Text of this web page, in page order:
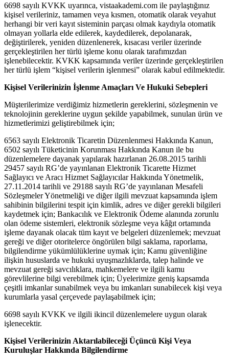
6698 sayılı KVKK uyarınca, vistaakademi.com ile paylaştığınız
kişisel verileriniz, tamamen veya kısmen, otomatik olarak veyahut
herhangi bir veri kayıt sisteminin parçası olmak kaydıyla otomatik
olmayan yollarla elde edilerek, kaydedilerek, depolanarak,
değiştirilerek, yeniden düzenlenerek, kısacası veriler üzerinde
gerçekleştirilen her türlü işleme konu olarak tarafımızdan
işlenebilecektir. KVKK kapsamında veriler üzerinde gerçekleştirilen
her türlü işlem “kişisel verilerin işlenmesi” olarak kabul edilmektedir.
Kişisel Verilerinizin İşlenme Amaçları Ve Hukuki Sebepleri
Müşterilerimize verdiğimiz hizmetlerin gereklerini, sözleşmenin ve
teknolojinin gereklerine uygun şekilde yapabilmek, sunulan ürün ve
hizmetlerimizi geliştirebilmek için;
6563 sayılı Elektronik Ticaretin Düzenlenmesi Hakkında Kanun,
6502 sayılı Tüketicinin Korunması Hakkında Kanun ile bu
düzenlemelere dayanak yapılarak hazırlanan 26.08.2015 tarihli
29457 sayılı RG’de yayınlanan Elektronik Ticarette Hizmet
Sağlayıcı ve Aracı Hizmet Sağlayıcılar Hakkında Yönetmelik,
27.11.2014 tarihli ve 29188 sayılı RG’de yayınlanan Mesafeli
Sözleşmeler Yönetmeliği ve diğer ilgili mevzuat kapsamında işlem
sahibinin bilgilerini tespit için kimlik, adres ve diğer gerekli bilgileri
kaydetmek için; Bankacılık ve Elektronik Ödeme alanında zorunlu
olan ödeme sistemleri, elektronik sözleşme veya kâğıt ortamında
işleme dayanak olacak tüm kayıt ve belgeleri düzenlemek; mevzuat
gereği ve diğer otoritelerce öngörülen bilgi saklama, raporlama,
bilgilendirme yükümlülüklerine uymak için; Kamu güvenliğine
ilişkin hususlarda ve hukuki uyuşmazlıklarda, talep halinde ve
mevzuat gereği savcılıklara, mahkemelere ve ilgili kamu
görevlilerine bilgi verebilmek için; Üyelerimize geniş kapsamda
çeşitli imkanlar sunabilmek veya bu imkanları sunabilecek kişi veya
kurumlarla yasal çerçevede paylaşabilmek için;
6698 sayılı KVKK ve ilgili ikincil düzenlemelere uygun olarak
işlenecektir.
Kişisel Verilerinizin Aktarılabileceği Üçüncü Kişi Veya
Kuruluşlar Hakkında Bilgilendirme